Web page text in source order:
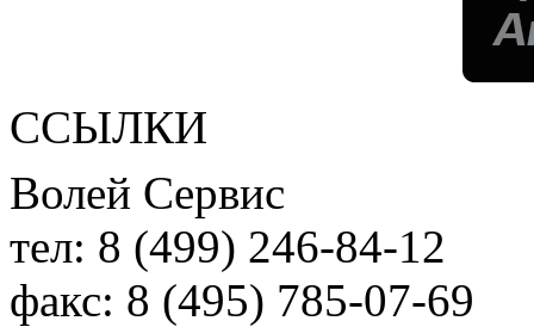
ССЫЛКИ
Волей Сервис
тел: 8 (499) 246-84-12
факс: 8 (495) 785-07-69